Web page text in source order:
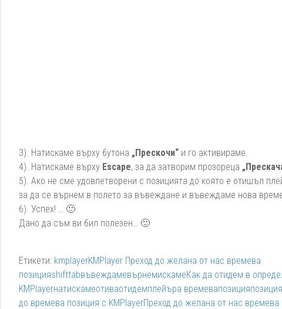
3). Натискаме върху бутона „Прескочи“ и го активираме.
4). Натискаме върху Escape, за да затворим прозореца
5). Ако не сме удовлетворени с позицията до която е отишъл
за да се върнем в полето за въвеждане и въвеждаме нова
6). Успех! … 🙂
Дано да съм ви бил полезен… 🙂
Етикети: kmplayerKMPlayer Преход до желана от нас времева
позицияshifttabвъвеждамевърнемискамеКак да отидем в
KMPlayerнатискамеотиваотидемплейъра времевапозиция
до времева позиция с KMPlayerПреход до желана от нас времева